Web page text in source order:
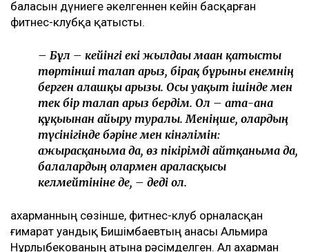
берген төртінші талап арыз, деп
хабарлайдыUlysmedia.kz
ТАҒЫ ДА ОҚЫҢЫЗДАР
Байжанов бостандыққа шыққанымен, алты жыл
бақылауда болады
Бишімбаевтың туысы Бақытжан Байжанов
бостандыққа шықты
Бишімбаев ісі арқылы танылған Айжан Аймағанова
прокуратурадағы қызметінен кетті
Арада бірнеше жыл өткен соң талап қойылды
Назым Қахарманның айтуынша, талап оның екінші